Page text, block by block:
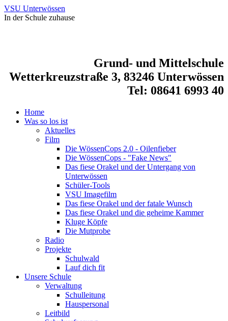
VSU Unterwössen
In der Schule zuhause
Grund- und Mittelschule
Wetterkreuzstraße 3, 83246 Unterwössen
Tel: 08641 6993 40
Home
Was so los ist
Aktuelles
Film
Die WössenCops 2.0 - Oilenfieber
Die WössenCops - "Fake News"
Das fiese Orakel und der Untergang von
Unterwössen
Schüler-Tools
VSU Imagefilm
Das fiese Orakel und der fatale Wunsch
Das fiese Orakel und die geheime Kammer
Kluge Köpfe
Die Mutprobe
Radio
Projekte
Schulwald
Lauf dich fit
Unsere Schule
Verwaltung
Schulleitung
Hauspersonal
Leitbild